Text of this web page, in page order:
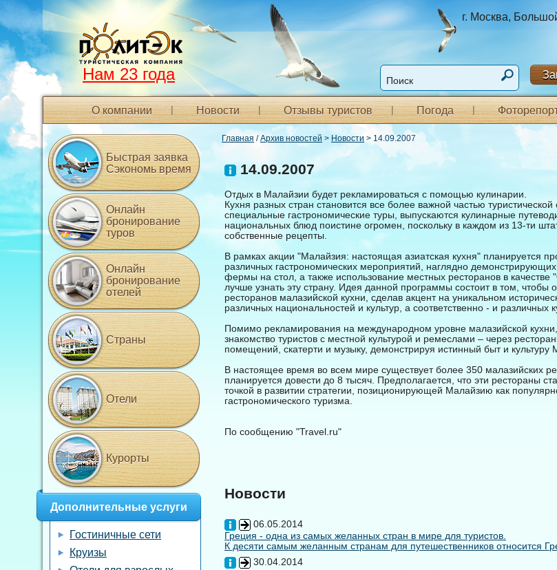
г. Москва,
Нам 23 года
О компании Новости Отзывы туристов Погода
Главная /Архив новостей > Новости> 14.09.2007
14.09.2007
Отдых в Малайзии будет рекламироваться с помощью кулинарии.
Кухня разных стран становится все более важной частью
специальные гастрономические туры, выпускаются кулинарные
национальных блюд поистине огромен, поскольку в каждом из 13-ти
собственные рецепты.
В рамках акции "Малайзия: настоящая азиатская кухня" планируется
различных гастрономических мероприятий, наглядно
фермы на стол, а также использование местных ресторанов в
лучше узнать эту страну. Идея данной программы состоит в том, чтобы
ресторанов малазийской кухни, сделав акцент на уникальном
различных национальностей и культур, а соответственно - и различных
Помимо рекламирования на международном уровне малазийской кухни,
знакомство туристов с местной культурой и ремеслами – через
помещений, скатерти и музыку, демонстрируя истинный быт и культуру
В настоящее время во всем мире существует более 350 малазийских
планируется довести до 8 тысяч. Предполагается, что эти рестораны
точкой в развитии стратегии, позиционирующей Малайзию как
гастрономического туризма.
По сообщению "Travel.ru"
Новости
06.05.2014
Греция - одна из самых желанных стран в мире для туристов.
К десяти самым желанным странам для путешественников относится
30.04.2014
Быстрая заявка
Сэкономь время
Онлайн
бронирование
туров
Онлайн
бронирование
отелей
Страны
Отели
Курорты
Дополнительные услуги
Гостиничные сети
Круизы